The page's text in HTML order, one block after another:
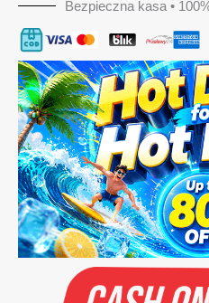
Gwarancją
Bezpieczna kasa •